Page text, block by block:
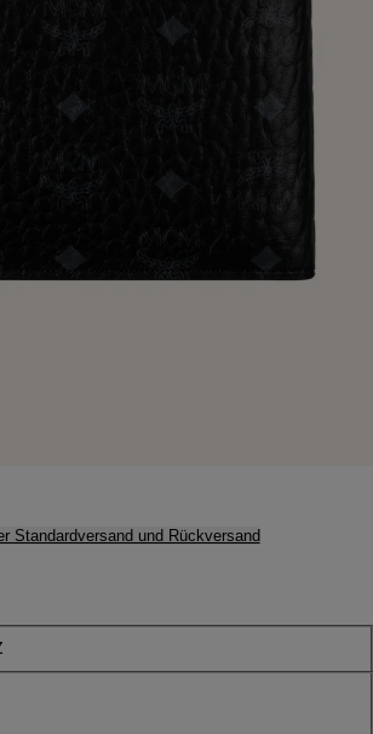
Standardversand und Rückversand